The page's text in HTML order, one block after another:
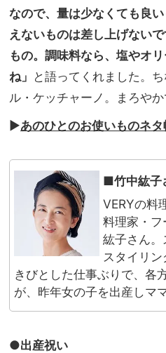
なので、量は少なくても良
えないものは差し上げない
もの。調味料なら、塩やオ
ね」 と語ってくれました。
ル・ケッチャーノ。まろやか
▶︎あのひとのお使いものネ
■竹中紘子
VERYの料
料理家・フ
紘子さん。
スタイリ
きびとした仕事ぶりで、各
が、昨年女の子を出産しママ
●出産祝い